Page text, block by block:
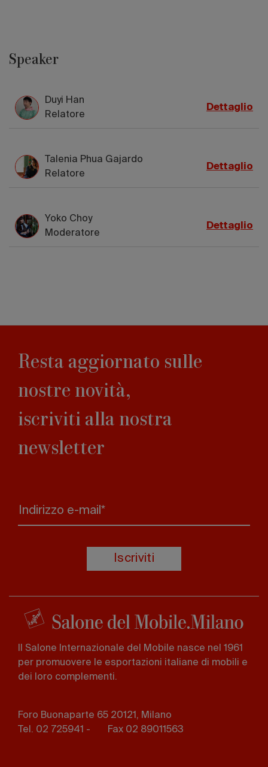
Speaker
Duyi Han
Relatore
Dettaglio
Talenia Phua Gajardo
Relatore
Dettaglio
Yoko Choy
Moderatore
Dettaglio
Resta aggiornato sulle
nostre novità,
iscriviti alla nostra
newsletter
Indirizzo e-mail*
Iscriviti
Il Salone Internazionale del Mobile nasce nel 1961
per promuovere le esportazioni italiane di mobili e
dei loro complementi.
Foro Buonaparte 65 20121, Milano
Tel. 02 725941 -
Fax 02 89011563